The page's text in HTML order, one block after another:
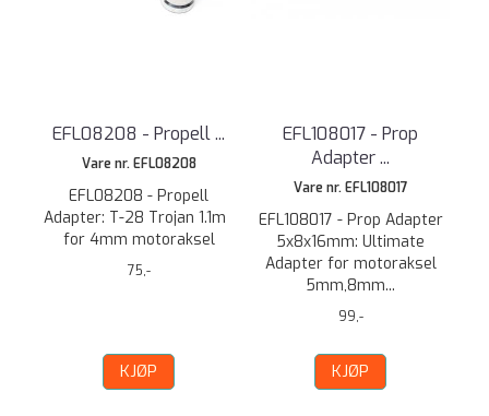
EFL08208 - Propell ...
Vare nr. EFL08208
EFL08208 - Propell
Adapter: T-28 Trojan 1.1m
for 4mm motoraksel
75,-
KJØP
EFL108017 - Prop
Adapter ...
Vare nr. EFL108017
EFL108017 - Prop Adapter
5x8x16mm: Ultimate
Adapter for motoraksel
5mm,8mm...
99,-
KJØP